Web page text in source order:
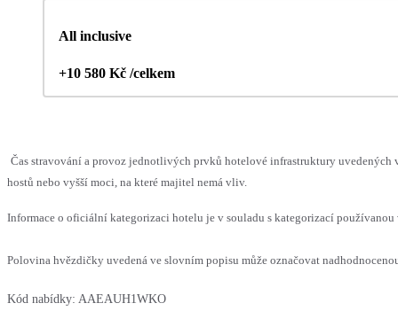
All inclusive
+10 580 Kč /celkem
Čas stravování a provoz jednotlivých prvků hotelové infrastruktury uvedených
hostů nebo vyšší moci, na které majitel nemá vliv.
Informace o oficiální kategorizaci hotelu je v souladu s kategorizací
Polovina hvězdičky uvedená ve slovním popisu může označovat
Kód nabídky: AAEAUH1WKO